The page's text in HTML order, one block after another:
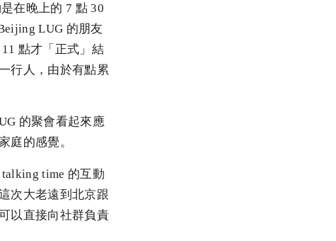
在晚上的 7 點 30
LUG 的朋友
點才「正式」結
行人，由於有點累
的聚會看起來應
庭的感覺。
time 的互動
次大老遠到北京跟
以直接向社群負責